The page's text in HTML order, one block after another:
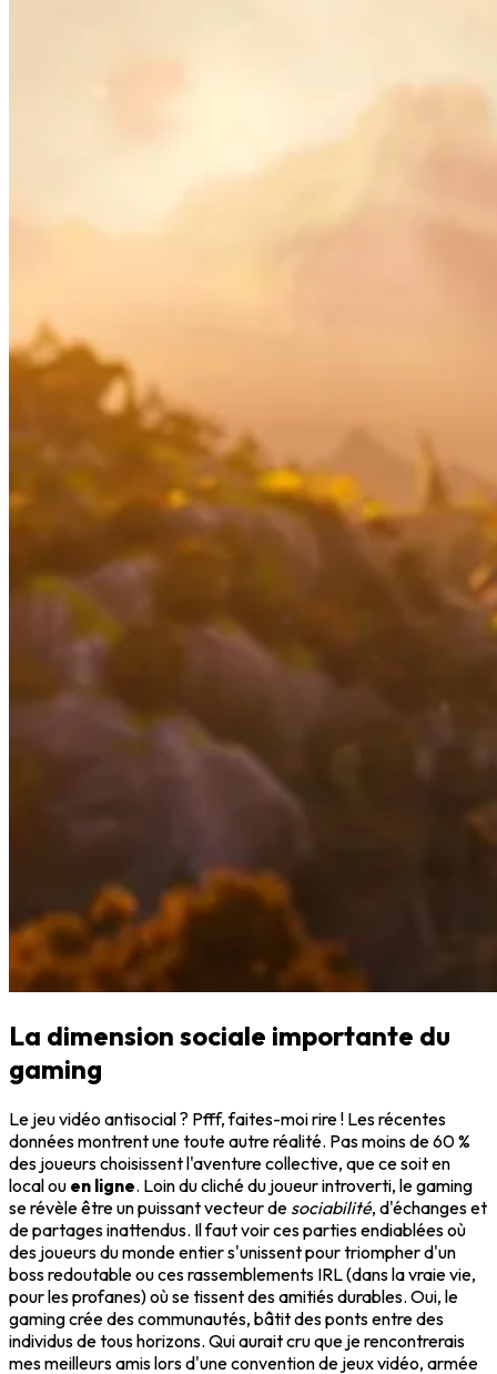
La dimension sociale importante du
gaming
Le jeu vidéo antisocial ? Pfff, faites-moi rire ! Les récentes
données montrent une toute autre réalité. Pas moins de 60 %
des joueurs choisissent l'aventure collective, que ce soit en
local ou en ligne. Loin du cliché du joueur introverti, le gaming
se révèle être un puissant vecteur de sociabilité, d'échanges et
de partages inattendus. Il faut voir ces parties endiablées où
des joueurs du monde entier s'unissent pour triompher d'un
boss redoutable ou ces rassemblements IRL (dans la vraie vie,
pour les profanes) où se tissent des amitiés durables. Oui, le
gaming crée des communautés, bâtit des ponts entre des
individus de tous horizons. Qui aurait cru que je rencontrerais
mes meilleurs amis lors d'une convention de jeux vidéo, armée